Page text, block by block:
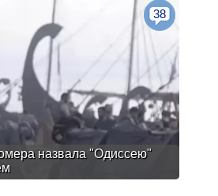
назвала "Одиссею"
38